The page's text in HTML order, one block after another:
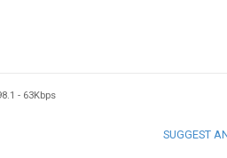
- 63Kbps
SUGGEST